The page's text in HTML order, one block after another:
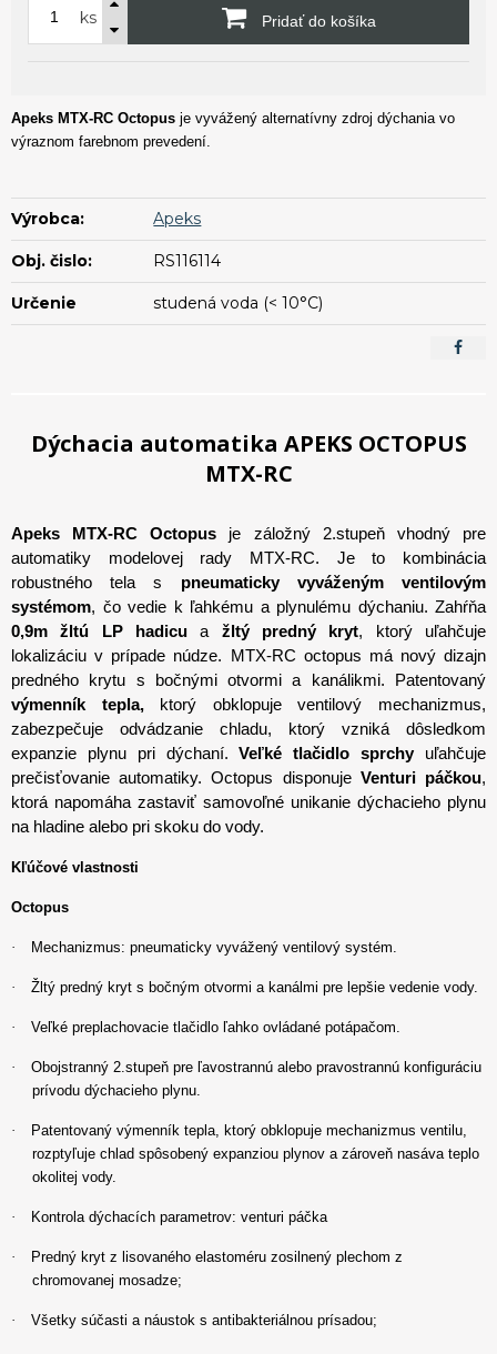
ks Pridať do košíka
Apeks MTX-RC Octopus je vyvážený alternatívny zdroj dýchania vo
výraznom farebnom prevedení.
Výrobca: Apeks
Obj. čislo: RS116114
Určenie studená voda (< 10°C)
Dýchacia automatika APEKS OCTOPUS
MTX-RC
Apeks MTX-RC Octopus je záložný 2.stupeň vhodný pre
automatiky modelovej rady MTX-RC. Je to kombinácia
robustného tela s pneumaticky vyváženým ventilovým
systémom, čo vedie k ľahkému a plynulému dýchaniu. Zahŕňa
0,9m žltú LP hadicu a žltý predný kryt, ktorý uľahčuje
lokalizáciu v prípade núdze. MTX-RC octopus má nový dizajn
predného krytu s bočnými otvormi a kanálikmi. Patentovaný
výmenník tepla,
ktorý obklopuje ventilový mechanizmus,
zabezpečuje odvádzanie chladu, ktorý vzniká dôsledkom
expanzie plynu pri dýchaní.Veľké tlačidlo sprchyuľahčuje
prečisťovanie automatiky. Octopus disponuje Venturi páčkou,
ktorá napomáha zastaviť samovoľné unikanie dýchacieho plynu
na hladine alebo pri skoku do vody.
Kľúčové vlastnosti
Octopus
· Mechanizmus: pneumaticky vyvážený ventilový systém.
· Žltý predný kryt s bočným otvormi a kanálmi pre lepšie vedenie vody.
· Veľké preplachovacie tlačidlo ľahko ovládané potápačom.
·
Obojstranný 2.stupeň pre ľavostrannú alebo pravostrannú konfiguráciu
prívodu dýchacieho plynu.
·
Patentovaný výmenník tepla, ktorý obklopuje mechanizmus ventilu,
rozptyľuje chlad spôsobený expanziou plynov a zároveň nasáva teplo
okolitej vody.
· Kontrola dýchacích parametrov: venturi páčka
·
Predný kryt z lisovaného elastoméru zosilnený plechom z
chromovanej mosadze;
· Všetky súčasti a náustok s antibakteriálnou prísadou;